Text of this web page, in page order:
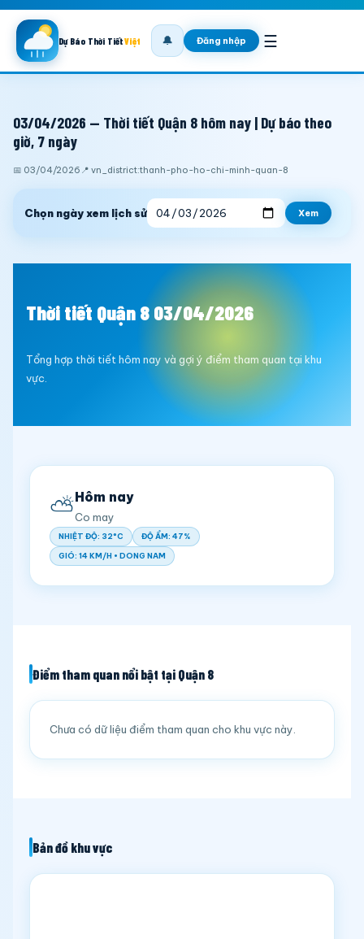
Dự Báo Thời TiếtViệt 🔔 Đăng nhập ☰
03/04/2026 — Thời tiết Quận 8 hôm nay | Dự báo theo
giờ, 7 ngày
📅 03/04/2026 📍 vn_district:thanh-pho-ho-chi-minh-quan-8
Chọn ngày xem lịch sử Xem
Thời tiết Quận 8 03/04/2026
Tổng hợp thời tiết hôm nay và gợi ý điểm tham quan tại khu
vực.
⛅Hôm nay
Co may
NHIỆT ĐỘ: 32°C ĐỘ ẨM: 47%
GIÓ: 14 KM/H • DONG NAM
Điểm tham quan nổi bật tại Quận 8
Chưa có dữ liệu điểm tham quan cho khu vực này.
Bản đồ khu vực